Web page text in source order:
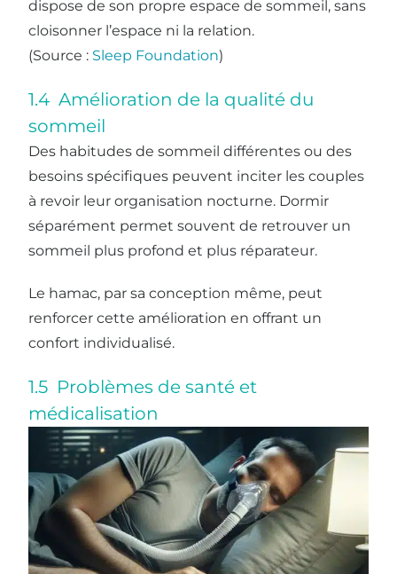
dispose de son propre espace de sommeil, sans
cloisonner l’espace ni la relation.
(Source : Sleep Foundation)
1.4 Amélioration de la qualité du
sommeil
Des habitudes de sommeil différentes ou des
besoins spécifiques peuvent inciter les couples
à revoir leur organisation nocturne. Dormir
séparément permet souvent de retrouver un
sommeil plus profond et plus réparateur.
Le hamac, par sa conception même, peut
renforcer cette amélioration en offrant un
confort individualisé.
1.5 Problèmes de santé et
médicalisation